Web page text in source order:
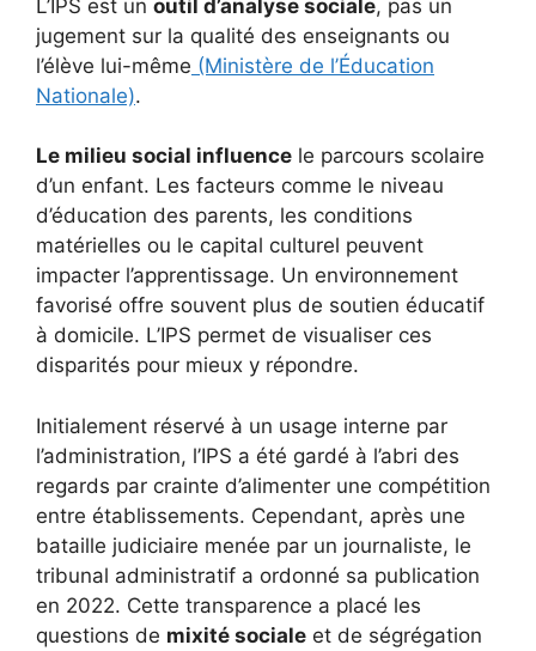
L’IPS est un outil d’analyse sociale, pas un
jugement sur la qualité des enseignants ou
l’élève lui-même (Ministère de l’Éducation
Nationale).
Le milieu social influence le parcours scolaire
d’un enfant. Les facteurs comme le niveau
d’éducation des parents, les conditions
matérielles ou le capital culturel peuvent
impacter l’apprentissage. Un environnement
favorisé offre souvent plus de soutien éducatif
à domicile. L’IPS permet de visualiser ces
disparités pour mieux y répondre.
Initialement réservé à un usage interne par
l’administration, l’IPS a été gardé à l’abri des
regards par crainte d’alimenter une compétition
entre établissements. Cependant, après une
bataille judiciaire menée par un journaliste, le
tribunal administratif a ordonné sa publication
en 2022. Cette transparence a placé les
questions de mixité sociale et de ségrégation